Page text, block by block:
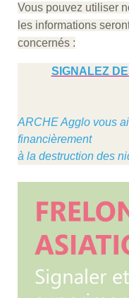
Vous pouvez utiliser
les informations
concernés :
SIGNALEZ
ARCHE Agglo vous
financièrement
à la destruction des